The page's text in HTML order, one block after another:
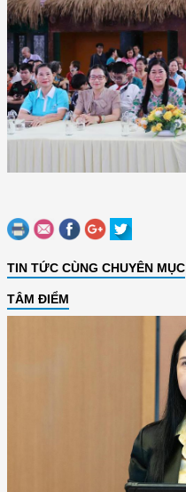
TIN TỨC CÙNG CHUYÊN MỤC
TÂM ĐIỂM